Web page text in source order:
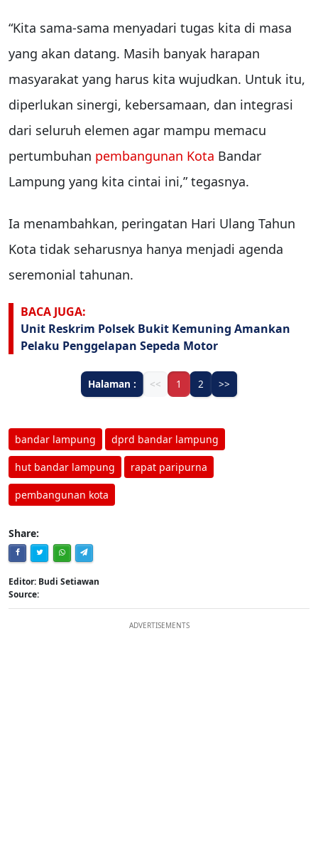
“Kita sama-sama menyadari tugas kita di masa
yang akan datang. Masih banyak harapan
masyarakat yang harus kita wujudkan. Untuk itu,
diperlukan sinergi, kebersamaan, dan integrasi
dari seluruh elemen agar mampu memacu
pertumbuhan pembangunan Kota Bandar
Lampung yang kita cintai ini,” tegasnya.
Ia menambahkan, peringatan Hari Ulang Tahun
Kota tidak seharusnya hanya menjadi agenda
seremonial tahunan.
BACA JUGA:
Unit Reskrim Polsek Bukit Kemuning Amankan
Pelaku Penggelapan Sepeda Motor
Halaman : << 1 2 >>
bandar lampung dprd bandar lampung
hut bandar lampung rapat paripurna
pembangunan kota
Share:
Editor: Budi Setiawan
Source:
ADVERTISEMENTS